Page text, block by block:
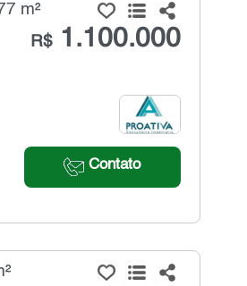
m²
R$1.100.000
Contato